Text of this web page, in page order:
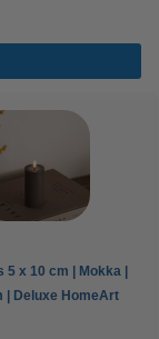
5 x 10 cm | Mokka |
| Deluxe HomeArt